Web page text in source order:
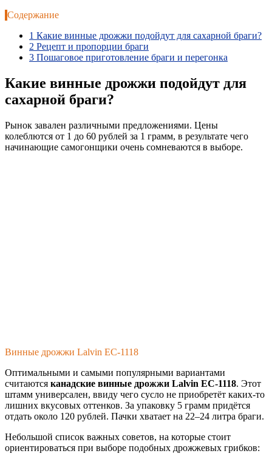
Содержание
1 Какие винные дрожжи подойдут для сахарной браги?
2 Рецепт и пропорции браги
3 Пошаговое приготовление браги и перегонка
Какие винные дрожжи подойдут для
сахарной браги?
Рынок завален различными предложениями. Цены
колеблются от 1 до 60 рублей за 1 грамм, в результате чего
начинающие самогонщики очень сомневаются в выборе.
Винные дрожжи Lalvin EC-1118
Оптимальными и самыми популярными вариантами
считаются канадские винные дрожжи Lalvin EC-1118. Этот
штамм универсален, ввиду чего сусло не приобретёт каких-то
лишних вкусовых оттенков. За упаковку 5 грамм придётся
отдать около 120 рублей. Пачки хватает на 22–24 литра браги.
Небольшой список важных советов, на которые стоит
ориентироваться при выборе подобных дрожжевых грибков: